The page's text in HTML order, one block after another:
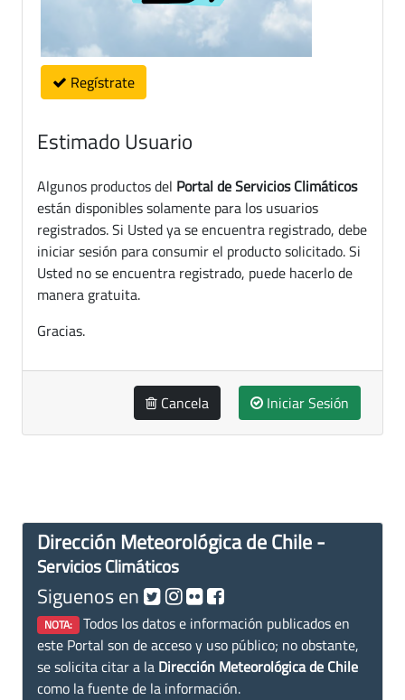
Regístrate
Estimado Usuario
Algunos productos del Portal de Servicios Climáticos
están disponibles solamente para los usuarios
registrados. Si Usted ya se encuentra registrado, debe
iniciar sesión para consumir el producto solicitado. Si
Usted no se encuentra registrado, puede hacerlo de
manera gratuita.
Gracias.
Cancela Iniciar Sesión
Dirección Meteorológica de Chile -
Servicios Climáticos
Siguenos en
NOTA: Todos los datos e información publicados en
este Portal son de acceso y uso público; no obstante,
se solicita citar a la Dirección Meteorológica de Chile
como la fuente de la información.